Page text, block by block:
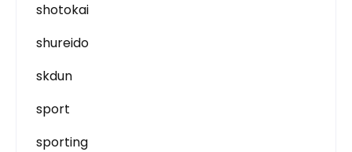
shotokai
shureido
skdun
sport
sporting